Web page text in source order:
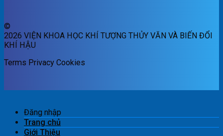
©
2026 VIỆN KHOA HỌC KHÍ TƯỢNG THỦY VĂN VÀ BIẾN ĐỔI
KHÍ HẬU
Terms Privacy Cookies
Đăng nhập
Trang chủ
Giới Thiệu